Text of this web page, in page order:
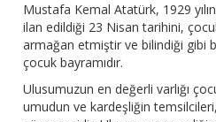
Mustafa Kemal Atatürk, 1929
ilan edildiği 23 Nisan tarihini,
armağan etmiştir ve bilindiği gibi
çocuk bayramıdır.
Ulusumuzun en değerli varlığı
umudun ve kardeşliğin temsilcileri,